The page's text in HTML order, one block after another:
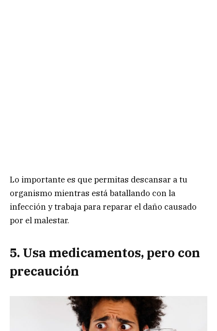
Lo importante es que permitas descansar a tu
organismo mientras está batallando con la
infección y trabaja para reparar el daño causado
por el malestar.
5. Usa medicamentos, pero con
precaución